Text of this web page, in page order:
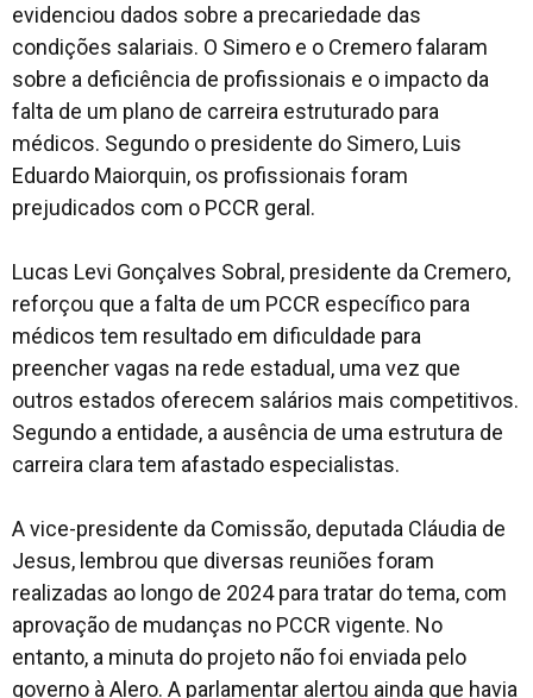
evidenciou dados sobre a precariedade das
condições salariais. O Simero e o Cremero falaram
sobre a deficiência de profissionais e o impacto da
falta de um plano de carreira estruturado para
médicos. Segundo o presidente do Simero, Luis
Eduardo Maiorquin, os profissionais foram
prejudicados com o PCCR geral.
Lucas Levi Gonçalves Sobral, presidente da Cremero,
reforçou que a falta de um PCCR específico para
médicos tem resultado em dificuldade para
preencher vagas na rede estadual, uma vez que
outros estados oferecem salários mais competitivos.
Segundo a entidade, a ausência de uma estrutura de
carreira clara tem afastado especialistas.
A vice-presidente da Comissão, deputada Cláudia de
Jesus, lembrou que diversas reuniões foram
realizadas ao longo de 2024 para tratar do tema, com
aprovação de mudanças no PCCR vigente. No
entanto, a minuta do projeto não foi enviada pelo
governo à Alero. A parlamentar alertou ainda que havia